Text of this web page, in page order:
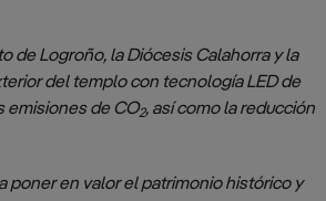
de Logroño, la Diócesis Calahorra y la
del templo con tecnología LED de
emisiones de CO2, así como la reducción
poner en valor el patrimonio histórico y